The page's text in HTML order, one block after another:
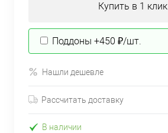
Купить в 1 клик
Поддоны +450 ₽/шт.
Нашли дешевле
Рассчитать доставку
В наличии